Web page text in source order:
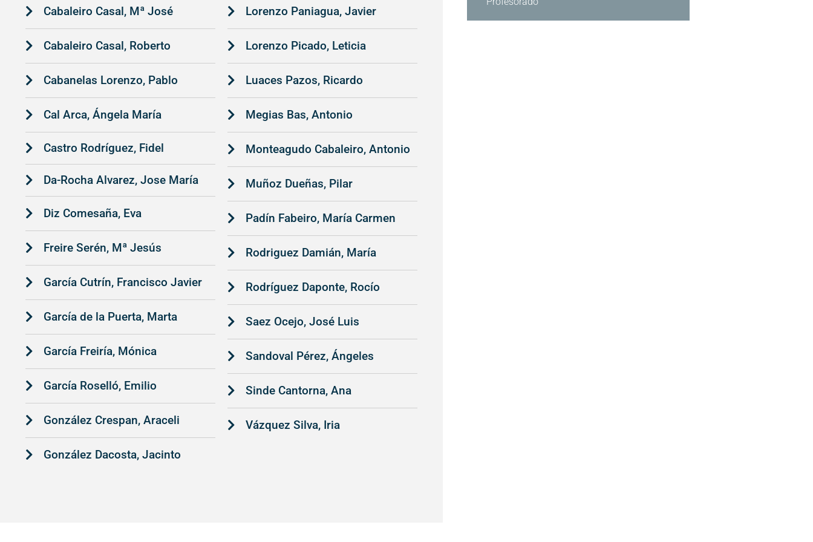
Cabaleiro Casal, Mª José
Cabaleiro Casal, Roberto
Cabanelas Lorenzo, Pablo
Cal Arca, Ángela María
Castro Rodríguez, Fidel
Da-Rocha Alvarez, Jose María
Diz Comesaña, Eva
Freire Serén, Mª Jesús
García Cutrín, Francisco Javier
García de la Puerta, Marta
García Freiría, Mónica
García Roselló, Emilio
González Crespan, Araceli
González Dacosta, Jacinto
Lorenzo Paniagua, Javier
Lorenzo Picado, Leticia
Luaces Pazos, Ricardo
Megias Bas, Antonio
Monteagudo Cabaleiro, Antonio
Muñoz Dueñas, Pilar
Padín Fabeiro, María Carmen
Rodriguez Damián, María
Rodríguez Daponte, Rocío
Saez Ocejo, José Luis
Sandoval Pérez, Ángeles
Sinde Cantorna, Ana
Vázquez Silva, Iria